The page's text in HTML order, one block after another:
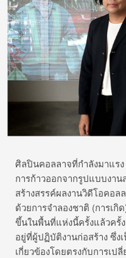
ศิลปินคอลลาจที่กำลังมาแร
การก้าวออกจากรูปแบบงาน
สร้างสรรค์ผลงานวิดีโอคอล
ด้วยการจำลองชาติ (การเ
ขึ้นในพื้นที่แห่งนี้ครั้งแล้วครั้
อยู่ที่ผู้ปฏิบัติงานก่อสร้าง ซึ่ง
เกี่ยวข้องโดยตรงกับการเ